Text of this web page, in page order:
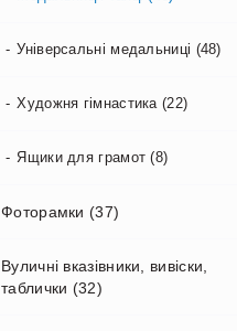
Універсальні медальниці (48)
Художня гімнастика (22)
Ящики для грамот (8)
Фоторамки (37)
Вуличні вказівники, вивіски,
таблички (32)